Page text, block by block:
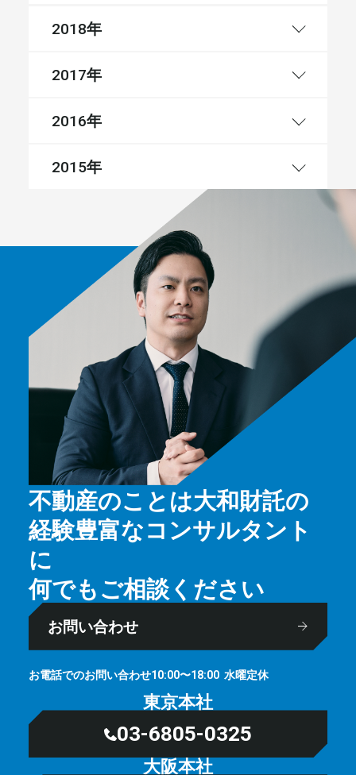
2018年
2017年
2016年
2015年
不動産のことは大和財託の
経験豊富なコンサルタント
に
何でもご相談ください
お問い合わせ
お電話でのお問い合わせ10:00〜18:00 ⽔曜定休
東京本社
03-6805-0325
大阪本社